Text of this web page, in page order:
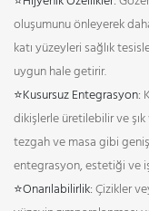
oluşumunu önleyerek
katı yüzeyleri sağlık
uygun hale getirir.
⭐Kusursuz Entegrasyon:
dikişlerle üretilebilir ve şık
tezgah ve masa gibi
entegrasyon, estetiği ve
⭐Onarılabilirlik:Çizikler